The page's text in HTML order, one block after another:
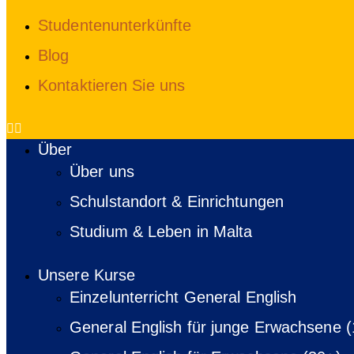
Studentenunterkünfte
Blog
Kontaktieren Sie uns
Über
Über uns
Schulstandort & Einrichtungen
Studium & Leben in Malta
Unsere Kurse
Einzelunterricht General English
General English für junge Erwachsene